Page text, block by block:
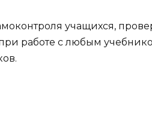
учащихся,
работе с любым